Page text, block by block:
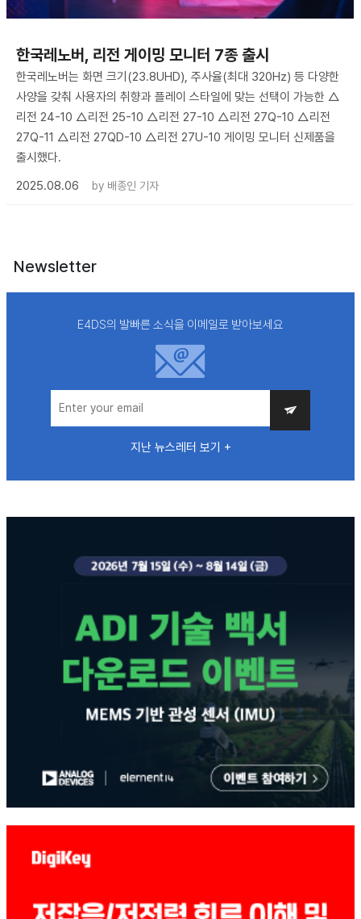
한국레노버, 리전 게이밍 모니터 7종 출시
한국레노버는 화면 크기(23.8UHD), 주사율(최대 320Hz) 등 다양한
사양을 갖춰 사용자의 취향과 플레이 스타일에 맞는 선택이 가능한 △
리전 24-10 △리전 25-10 △리전 27-10 △리전 27Q-10 △리전
27Q-11 △리전 27QD-10 △리전 27U-10 게이밍 모니터 신제품을
출시했다.
2025.08.06
by 배종인 기자
Newsletter
E4DS의 발빠른 소식을 이메일로 받아보세요
지난 뉴스레터 보기 +